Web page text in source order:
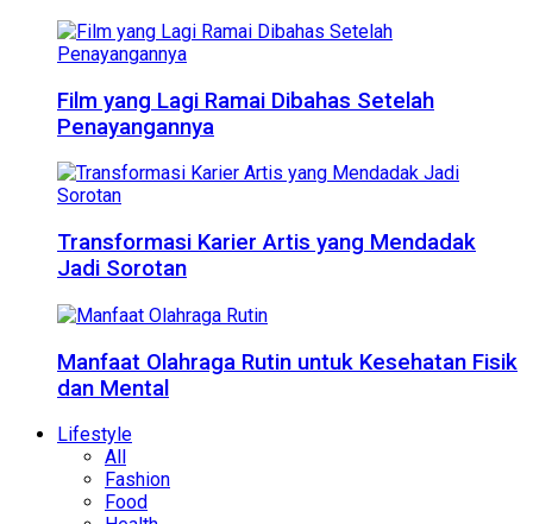
Film yang Lagi Ramai Dibahas Setelah
Penayangannya
Transformasi Karier Artis yang Mendadak
Jadi Sorotan
Manfaat Olahraga Rutin untuk Kesehatan Fisik
dan Mental
Lifestyle
All
Fashion
Food